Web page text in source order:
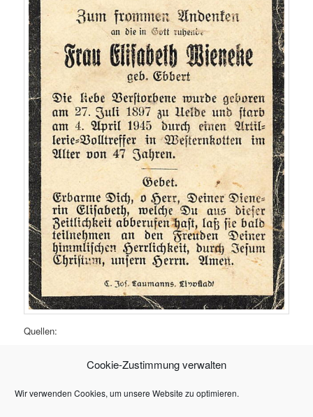
Cookie-Zustimmung verwalten
Wir verwenden Cookies, um unsere Website zu optimieren.
Quellen:
Anneliese Eickenbusch
Auszug aus DER GROSSE KESSEL von Willi Mues